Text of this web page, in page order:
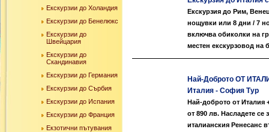
Екскурзии до Холандия
Екскурзии до Бенелюкс
Екскурзии до
Швейцария
Екскурзии до
Скандинавия
Екскурзии до Германия
Екскурзии до Сърбия
Екскурзии до Испания
Екскурзии до Франция
Екзотични пътувания
Екскурзия до Рим,
нощувки или 8 дни / 7
включва обиколки на
местен екскурзовод на
Най-Доброто ОТ
Италия - София Тур
Най-доброто от Италия
от 890 лв. Насладете се
италианския Ренесанс